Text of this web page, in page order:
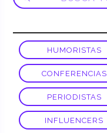
HUMORISTAS
CONFERENCIAS
PERIODISTAS
INFLUENCERS